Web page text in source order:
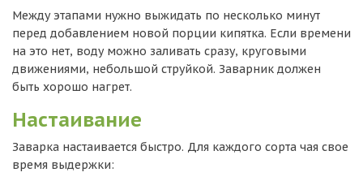
Между этапами нужно выжидать по несколько минут
перед добавлением новой порции кипятка. Если времени
на это нет, воду можно заливать сразу, круговыми
движениями, небольшой струйкой. Заварник должен
быть хорошо нагрет.
Настаивание
Заварка настаивается быстро. Для каждого сорта чая свое
время выдержки: